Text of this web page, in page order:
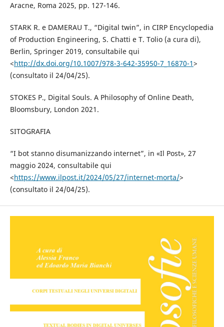
Aracne, Roma 2025, pp. 127-146.
STARK R. e DAMERAU T., “Digital twin”, in CIRP Encyclopedia
of Production Engineering, S. Chatti e T. Tolio (a cura di),
Berlin, Springer 2019, consultabile qui
<http://dx.doi.org/10.1007/978-3-642-35950-7_16870-1>
(consultato il 24/04/25).
STOKES P., Digital Souls. A Philosophy of Online Death,
Bloomsbury, London 2021.
SITOGRAFIA
“I bot stanno disumanizzando internet”, in «Il Post», 27
maggio 2024, consultabile qui
<https://www.ilpost.it/2024/05/27/internet-morta/>
(consultato il 24/04/25).